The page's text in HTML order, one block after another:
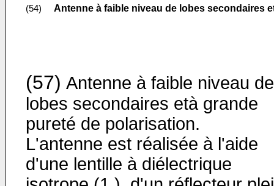
(54) Antenne à faible niveau de lobes secondaires
(57) Antenne à faible niveau de
lobes secondaires età grande
pureté de polarisation.
L'antenne est réalisée à l'aide
d'une lentille à diélectrique